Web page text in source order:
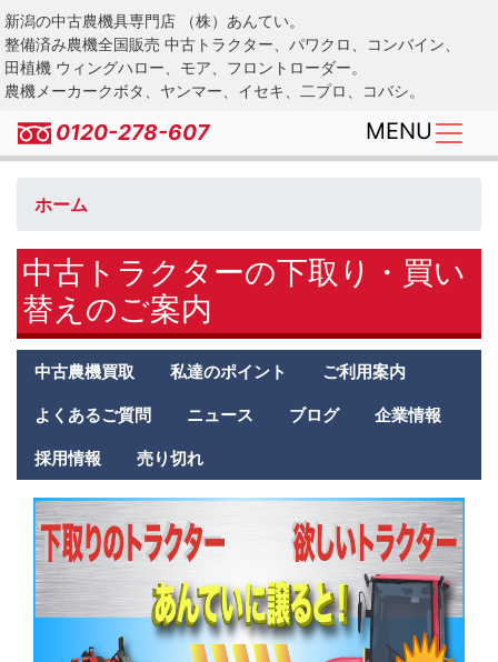
Skip
to
main
content
新潟の中古農機具専門店 （株）あんてい。
整備済み農機全国販売 中古トラクター、パワクロ、コンバイン、
田植機 ウィングハロー、モア、フロントローダー。
農機メーカークボタ、ヤンマー、イセキ、二プロ、コバシ。
0120-278-607 MENU
ホーム
中古トラクターの下取り・買い
替えのご案内
Antei
second
menu
中古農機買取 私達のポイント ご利用案内
よくあるご質問 ニュース ブログ 企業情報
採用情報 売り切れ